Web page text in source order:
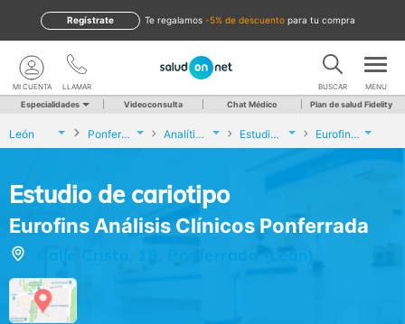
te regalamos -5% de descuento para tu compra
Regístrate
LLAMAR
MI CUENTA BUSCAR MENU
Especialidades Videoconsulta Chat Médico Plan de salud Fidelity
León Ponferrada Analíticas y Genética Estudio de cariotipo Eurofins Análisis Clínicos Ponferrada
Estudio de cariotipo
Eurofins Análisis Clínicos Ponferrada
Calle Cristo, 18, Ponferrada (León)